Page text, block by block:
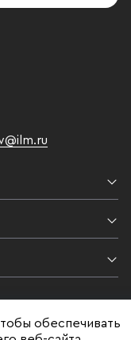
обеспечивать